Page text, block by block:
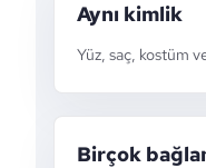
Aynı kimlik
Yüz, saç, kostüm
Birçok